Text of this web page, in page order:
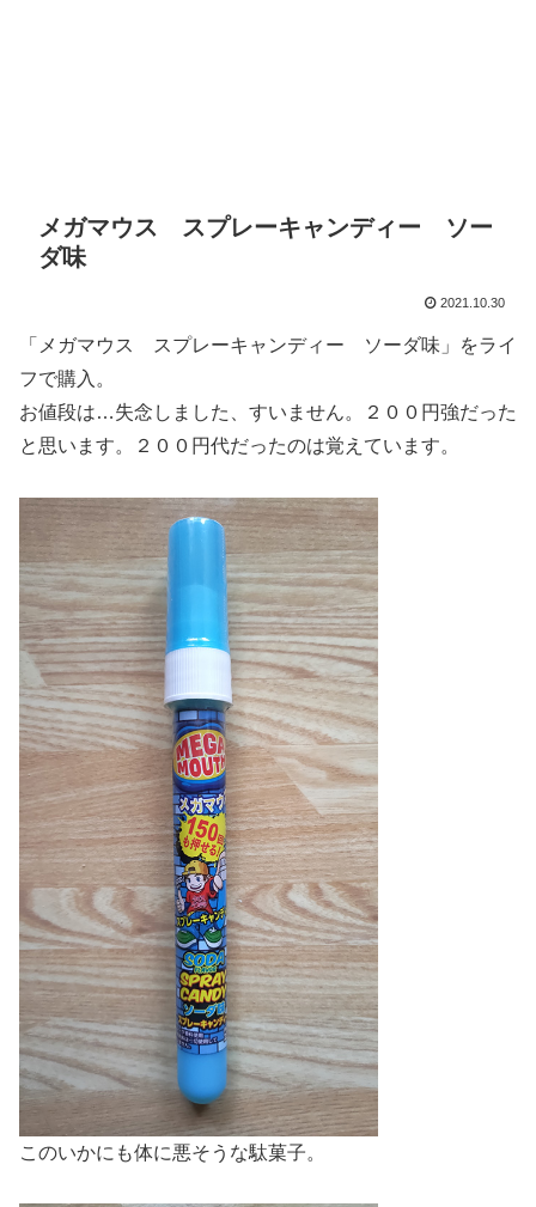
メガマウス スプレーキャンディー ソー
ダ味
2021.10.30
「メガマウス スプレーキャンディー ソーダ味」をライ
フで購入。
お値段は…失念しました、すいません。２００円強だった
と思います。２００円代だったのは覚えています。
このいかにも体に悪そうな駄菓子。